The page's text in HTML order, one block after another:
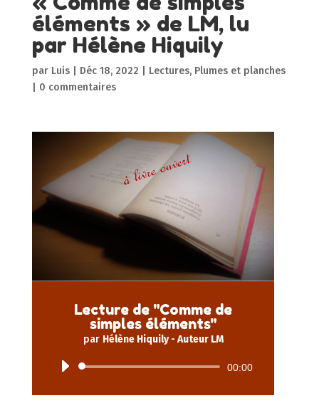
éléments » de LM, lu
par Hélène Hiquily
par Luis| Déc 18, 2022 Lectures, Plumes et planches
0 commentaires
Lecture de "Comme de
simples éléments"
par Hélène Hiquily - Auteur LM
Lecteur
00:00